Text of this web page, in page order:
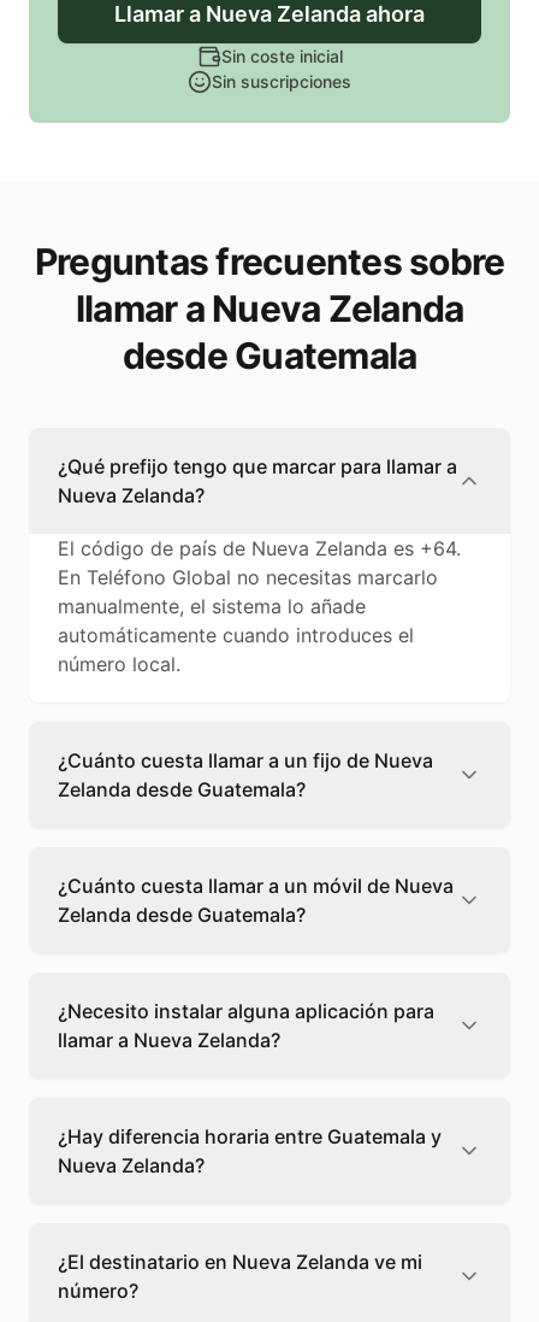
Llamara Nueva Zelandaahora
Sin coste inicial
Sin suscripciones
Preguntas frecuentes sobre
llamar a Nueva Zelanda
desde Guatemala
¿Qué prefijo tengo que marcar para llamar a
Nueva Zelanda?
El código de país de Nueva Zelanda es +64.
En Teléfono Global no necesitas marcarlo
manualmente, el sistema lo añade
automáticamente cuando introduces el
número local.
¿Cuánto cuesta llamar a un fijo de Nueva
Zelanda desde Guatemala?
Guatemala cuesta 0,05 €/min con Teléfono
Global. Verás el precio exacto antes de
marcar para que sepas qué vas a gastar.
¿Cuánto cuesta llamar a un móvil de Nueva
Zelanda desde Guatemala?
Guatemala cuesta 0,14 €/min con Teléfono
Global. Pagas solo los minutos que hablas, sin
cuotas ni permanencia.
¿Necesito instalar alguna aplicación para
llamar a Nueva Zelanda?
desde tu navegador web. Solo necesitas una
conexión a internet y podrás llamar
directamente a Nueva Zelanda.
¿Hay diferencia horaria entre Guatemala y
Nueva Zelanda?
momentopara llamar a a Nueva Zelanda.
¿El destinatario en Nueva Zelanda ve mi
número?